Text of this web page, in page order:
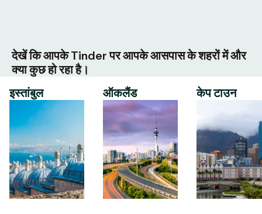
देखें कि आपके Tinder पर आपके आसपास के शहरों में और
क्या कुछ हो रहा है।
इस्तांबुल
ऑकलैंड केप टाउन